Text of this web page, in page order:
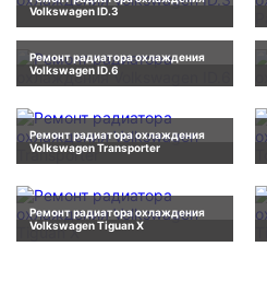
Volkswagen ID.3
Ремонт радиатора охлаждения
Volkswagen ID.6
Ремонт радиатора охлаждения
Volkswagen Transporter
Ремонт радиатора охлаждения
Volkswagen Tiguan X